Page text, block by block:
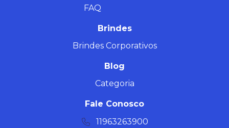
FAQ
Brindes
Brindes Corporativos
Blog
Categoria
Fale Conosco
11963263900